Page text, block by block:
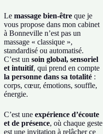
Le massage bien-être que je
vous propose dans mon cabinet
à Bonneville n’est pas un
massage « classique »,
standardisé ou automatisé.
C’est un soin global, sensoriel
et intuitif, qui prend en compte
la personne dans sa totalité :
corps, cœur, émotions, souffle,
énergie.
C’est une expérience d’écoute
et de présence, où chaque geste
est une invitation à relâcher ce